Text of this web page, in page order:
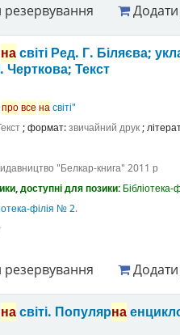
резервування
насвіті Ред. Г. Біляєва;
Текст
провсе насвіті"
; формат:звичайний друк;
"Белкар-книга" 2011 р
доступні для позики:
філія № 2.
резервування
насвіті. Популярна